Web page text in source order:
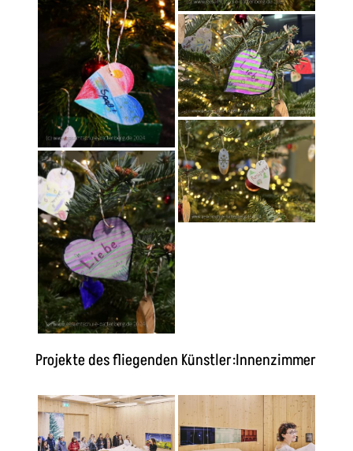
Projekte des fliegenden Künstler:Innenzimmer